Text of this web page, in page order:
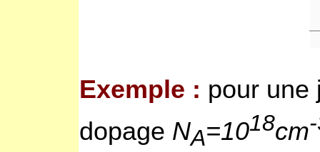
Exemple : pour une
dopage NA=1018cm